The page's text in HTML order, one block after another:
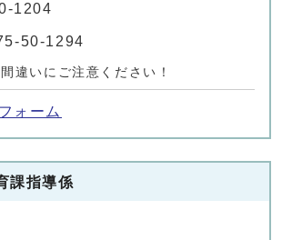
1204
50-1294
違いにご注意ください！
ォーム
課指導係